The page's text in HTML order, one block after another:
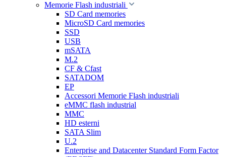
Memorie Flash industriali
SD Card memories
MicroSD Card memories
SSD
USB
mSATA
M.2
CF & Cfast
SATADOM
EP
Accessori Memorie Flash industriali
eMMC flash industrial
MMC
HD esterni
SATA Slim
U.2
Enterprise and Datacenter Standard Form Factor